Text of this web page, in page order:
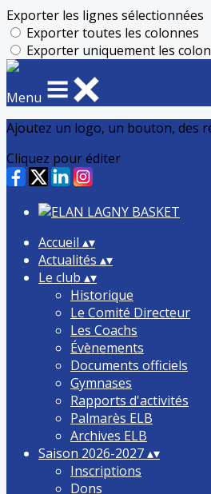
Exporter les lignes sélectionnées
Exporter toutes les colonnes
Exporter uniquement les
Menu
Ajoutez un logo, un bouton, des
Cliquez pour éditer
Accueil ▴▾
Actualités ▴▾
Le club ▴▾
Historique
Le Comité Directeur
Les Coachs
Évènements
Documents officiels
Gymnases
Rapports d'activités
Palmarès ELB
Archives ELB
Saison 2026-2027▴▾
Inscriptions
Dons